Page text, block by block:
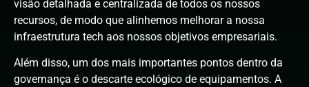
visão detalhada e centralizada de todos os nossos
recursos, de modo que alinhemos melhorar a nossa
infraestrutura tech aos nossos objetivos empresariais.
Além disso, um dos mais importantes pontos dentro da
governança é o descarte ecológico de equipamentos. A